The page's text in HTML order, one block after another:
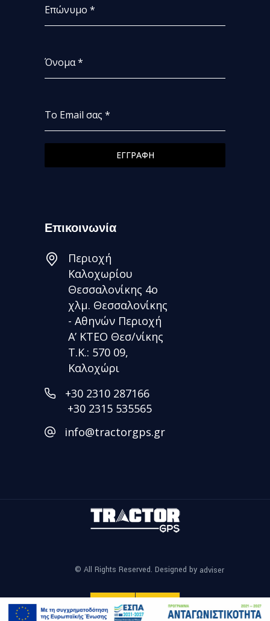
Επώνυμο *
Όνομα*
Το Email σας *
ΕΓΓΡΑΦΗ
Επικοινωνία
Περιοχή
Καλοχωρίου
Θεσσαλονίκης 4ο
χλμ. Θεσσαλονίκης
- Αθηνών Περιοχή
Α’ ΚΤΕΟ Θεσ/νίκης
Τ.Κ.: 570 09,
Καλοχώρι
+30 2310 287166
+30 2315 535565
info@tractorgps.gr
© All Rights Reserved. Designed by adviser